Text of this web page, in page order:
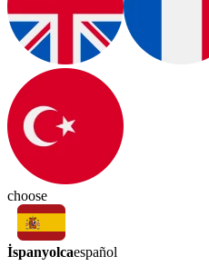
choose
İspanyolcaespañol